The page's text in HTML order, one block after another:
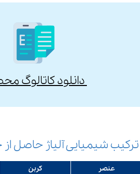
دانلود کاتالوگ
عنصر کربن
ترکیب شیمیایی آلیاژ حاصل